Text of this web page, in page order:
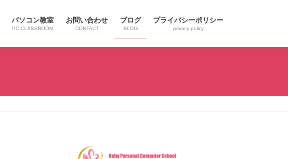
パソコン教室
PC CLASSROOM
お問い合わせ
CONTACT
ブログ
BLOG
プライバシーポリシー
privacy policy